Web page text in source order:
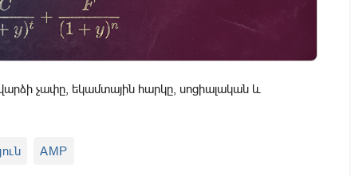
չափը, եկամտային հարկը, սոցիալական և
AMP